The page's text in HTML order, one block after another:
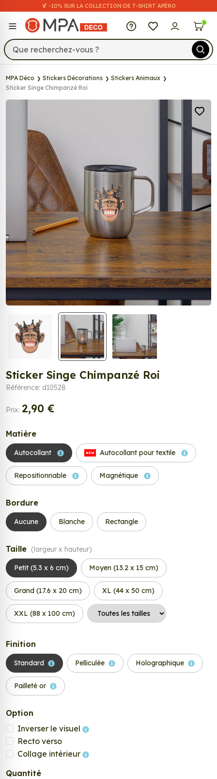
🍹 -10% SUR LA COLLECTION DE T-SHIRT APÉRO
MPA Déco 0
MPA Déco Stickers Décorations
Stickers Animaux
Sticker Singe Chimpanzé Roi
Sticker Singe Chimpanzé Roi
Référence: d10528
Prix: 2,90 €
Matière
Autocollant NEW Autocollant pour textile
Repositionnable Magnétique
Bordure
Aucune Blanche Rectangle
Taille (largeur x hauteur)
Petit (5.3 x 6 cm) Moyen (13.2 x 15 cm)
Grand (17.6 x 20 cm) XL (44 x 50 cm)
XXL (88 x 100 cm)
Finition
Standard Pelliculée Holographique
Pailleté or
Option
Inverser le visuel
Recto verso
Collage intérieur
Quantité